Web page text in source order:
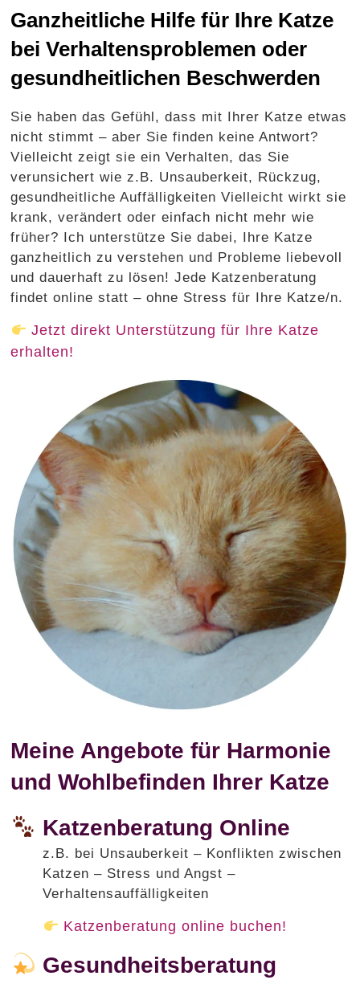
Ganzheitliche Hilfe für Ihre Katze
bei Verhaltensproblemen oder
gesundheitlichen Beschwerden
Sie haben das Gefühl, dass mit Ihrer Katze etwas
nicht stimmt – aber Sie finden keine Antwort?
Vielleicht zeigt sie ein Verhalten, das Sie
verunsichert wie z.B. Unsauberkeit, Rückzug,
gesundheitliche Auffälligkeiten Vielleicht wirkt sie
krank, verändert oder einfach nicht mehr wie
früher? Ich unterstütze Sie dabei, Ihre Katze
ganzheitlich zu verstehen und Probleme liebevoll
und dauerhaft zu lösen! Jede Katzenberatung
findet online statt – ohne Stress für Ihre Katze/n.
Jetzt direkt Unterstützung für Ihre Katze
erhalten!
Meine Angebote für Harmonie
und Wohlbefinden Ihrer Katze
Katzenberatung Online
z.B. bei Unsauberkeit – Konflikten zwischen
Katzen – Stress und Angst –
Verhaltensauffälligkeiten
Katzenberatung online buchen!
Gesundheitsberatung